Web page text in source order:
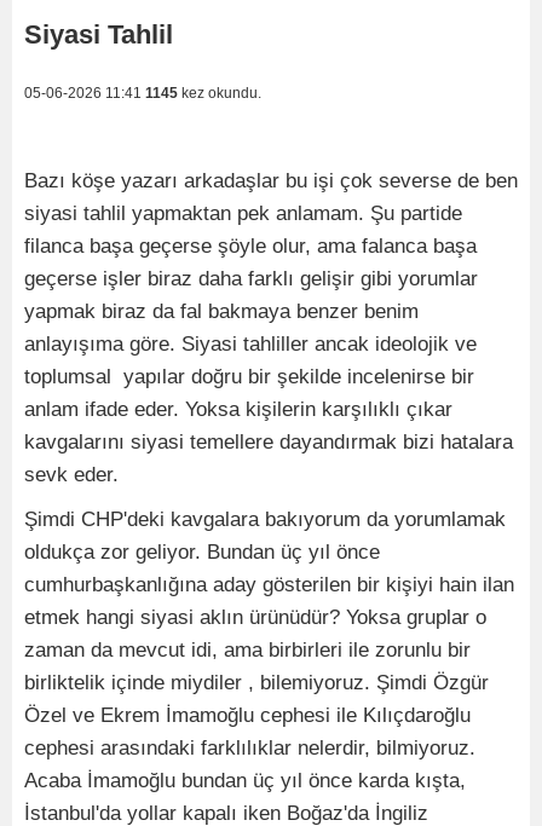
Siyasi Tahlil
05-06-2026 11:41 1145 kez okundu.
Bazı köşe yazarı arkadaşlar bu işi çok severse de ben
siyasi tahlil yapmaktan pek anlamam. Şu partide
filanca başa geçerse şöyle olur, ama falanca başa
geçerse işler biraz daha farklı gelişir gibi yorumlar
yapmak biraz da fal bakmaya benzer benim
anlayışıma göre. Siyasi tahliller ancak ideolojik ve
toplumsal yapılar doğru bir şekilde incelenirse bir
anlam ifade eder. Yoksa kişilerin karşılıklı çıkar
kavgalarını siyasi temellere dayandırmak bizi hatalara
sevk eder.
Şimdi CHP'deki kavgalara bakıyorum da yorumlamak
oldukça zor geliyor. Bundan üç yıl önce
cumhurbaşkanlığına aday gösterilen bir kişiyi hain ilan
etmek hangi siyasi aklın ürünüdür? Yoksa gruplar o
zaman da mevcut idi, ama birbirleri ile zorunlu bir
birliktelik içinde miydiler , bilemiyoruz. Şimdi Özgür
Özel ve Ekrem İmamoğlu cephesi ile Kılıçdaroğlu
cephesi arasındaki farklılıklar nelerdir, bilmiyoruz.
Acaba İmamoğlu bundan üç yıl önce karda kışta,
İstanbul'da yollar kapalı iken Boğaz'da İngiliz